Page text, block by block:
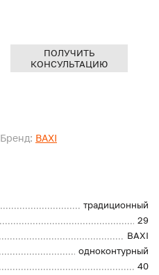
Бренд: BAXI
традиционный
29
BAXI
одноконтурный
40
ПОЛУЧИТЬ
КОНСУЛЬТАЦИЮ